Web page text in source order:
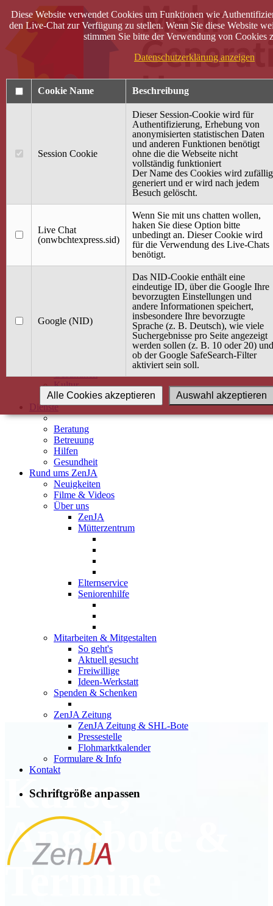
40 Jahre Mütterzentrum
Terminkalender
Gemeinsam aktiv
Gemeinsam unterwegs
wirFAIRändern
Angebot / Kurs suchen
Babybauch & Elternschaft
Gesundheit
Kultur
Alle Kurse
Dienste
Beratung
Betreuung
Hilfen
Gesundheit
Rund ums ZenJA
Neuigkeiten
Filme & Videos
Über uns
ZenJA
Mütterzentrum
Elternservice
Seniorenhilfe
Mitarbeiten & Mitgestalten
So geht's
Aktuell gesucht
Freiwillige
Ideen-Werkstatt
Spenden & Schenken
ZenJA Zeitung
ZenJA Zeitung & SHL-Bote
Pressestelle
Flohmarktkalender
Formulare & Info
Kontakt
Schriftgröße anpassen
Kurse,
Angebote &
Termine
Diese Website verwendet Cookies um Funktionen wie
den Live-Chat zur Verfügung zu stellen. Wenn Sie diese Website
stimmen Sie bitte der Verwendung von Cookies
Datenschutzerklärung anzeigen
Cookie Name Beschreibung
Session Cookie
Dieser Session-Cookie wird für
Authentifizierung, Erhebung von
anonymisierten statistischen Daten
und anderen Funktionen benötigt
ohne die die Webseite nicht
vollständig funktioniert
Der Name des Cookies wird zufällig
generiert und er wird nach jedem
Besuch gelöscht.
Live Chat
(onwbchtexpress.sid)
Wenn Sie mit uns chatten wollen,
haken Sie diese Option bitte
unbedingt an. Dieser Cookie wird
für die Verwendung des Live-Chats
benötigt.
Google (NID)
Das NID-Cookie enthält eine
eindeutige ID, über die Google Ihre
bevorzugten Einstellungen und
andere Informationen speichert,
insbesondere Ihre bevorzugte
Sprache (z. B. Deutsch), wie viele
Suchergebnisse pro Seite angezeigt
werden sollen (z. B. 10 oder 20) und
ob der Google SafeSearch-Filter
aktiviert sein soll.
Auswahl akzeptieren
Alle Cookies akzeptieren